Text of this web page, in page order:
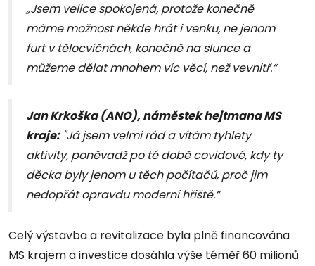
„Jsem velice spokojená, protože konečně
máme možnost někde hrát i venku, ne jenom
furt v tělocvičnách, konečně na slunce a
můžeme dělat mnohem víc věcí, než vevnitř.“
Jan Krkoška (ANO), náměstek hejtmana MS
kraje:"Já jsem velmi rád a vítám tyhlety
aktivity, poněvadž po té době covidové, kdy ty
děcka byly jenom u těch počítačů, proč jim
nedopřát opravdu moderní hřiště.“
Celý výstavba a revitalizace byla plně financována
MS krajem a investice dosáhla výše téměř 60 milionů